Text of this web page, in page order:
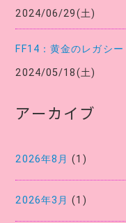
2024/06/29(土)
FF14：黄金のレガシ
2024/05/18(土)
アーカイブ
2026年8月 (1)
2026年3月 (1)